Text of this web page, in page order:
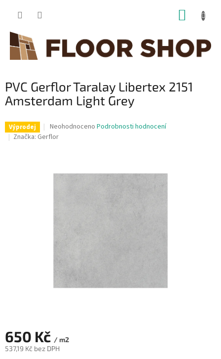
PVC Gerflor Taralay Libertex 2151
Amsterdam Light Grey
Výprodej
Průměrné
hodnocení
Neohodnoceno Podrobnosti hodnocení
Značka: Gerflor
650 Kč / m2
537,19 Kč bez DPH